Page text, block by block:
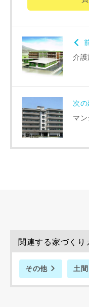
介護
次の
マン
関連する家づくり
その他 土間
建築予定地
希望の予算
専門家の都合により、
ない場合があります。